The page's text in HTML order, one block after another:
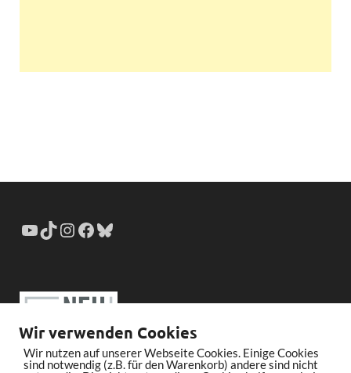
Wir verwenden Cookies
Wir nutzen auf unserer Webseite Cookies. Einige Cookies
sind notwendig (z.B. für den Warenkorb) andere sind nicht